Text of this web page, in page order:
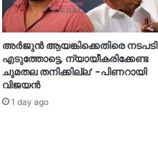
അർജുൻ ആയങ്കിക്കെതിരെ നടപടി
എടുത്തോട്ടെ, ന്യായീകരിക്കേണ്ട
ചുമതല തനിക്കില്ല’ -പിണറായി
വിജയൻ
1 day ago